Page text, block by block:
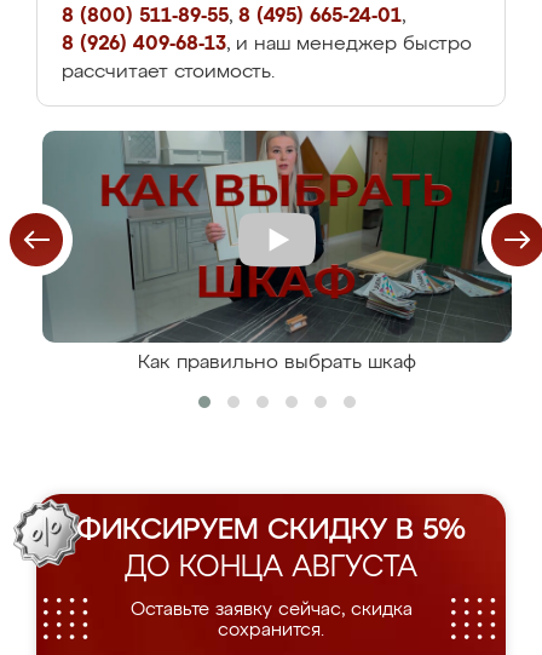
8 (800) 511-89-55, 8 (495) 665-24-01,
8 (926) 409-68-13, и наш менеджер быстро
рассчитает стоимость.
Как правильно выбрать шкаф
ФИКСИРУЕМ СКИДКУ В 5%
ДО КОНЦА АВГУСТА
Оставьте заявку сейчас, скидка
сохранится.